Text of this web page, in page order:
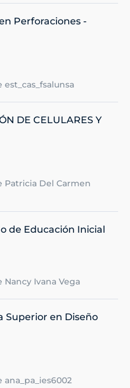
Perforaciones -
est_cas_fsalunsa
DE CELULARES Y
Patricia Del Carmen
de Educación Inicial
Nancy Ivana Vega
Superior en Diseño
ana_pa_ies6002